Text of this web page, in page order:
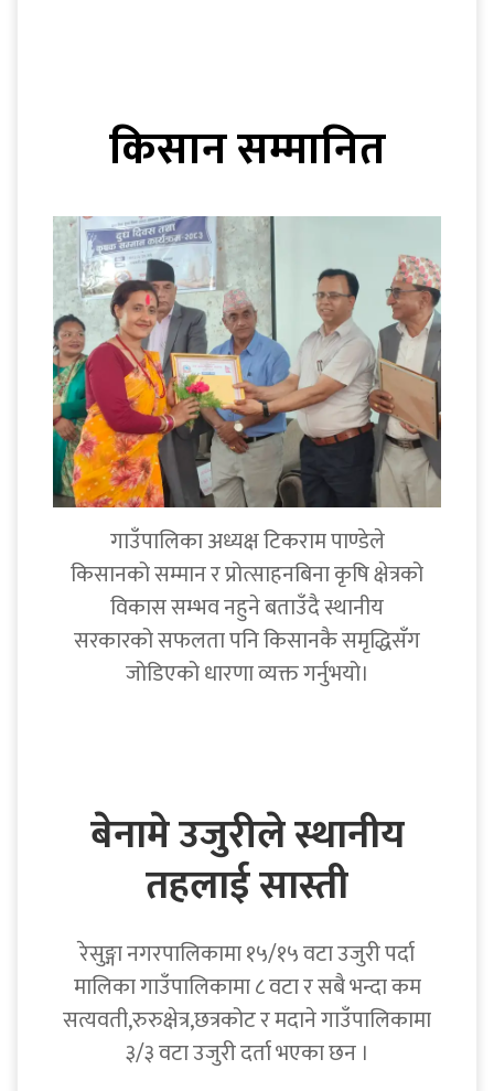
किसान सम्मानित
गाउँपालिका अध्यक्ष टिकराम पाण्डेले
किसानको सम्मान र प्रोत्साहनबिना कृषि क्षेत्रको
विकास सम्भव नहुने बताउँदै स्थानीय
सरकारको सफलता पनि किसानकै समृद्धिसँग
जोडिएको धारणा व्यक्त गर्नुभयो।
बेनामे उजुरीले स्थानीय
तहलाई सास्ती
रेसुङ्गा नगरपालिकामा १५/१५ वटा उजुरी पर्दा
मालिका गाउँपालिकामा ८ वटा र सबै भन्दा कम
सत्यवती,रुरुक्षेत्र,छत्रकोट र मदाने गाउँपालिकामा
३/३ वटा उजुरी दर्ता भएका छन ।